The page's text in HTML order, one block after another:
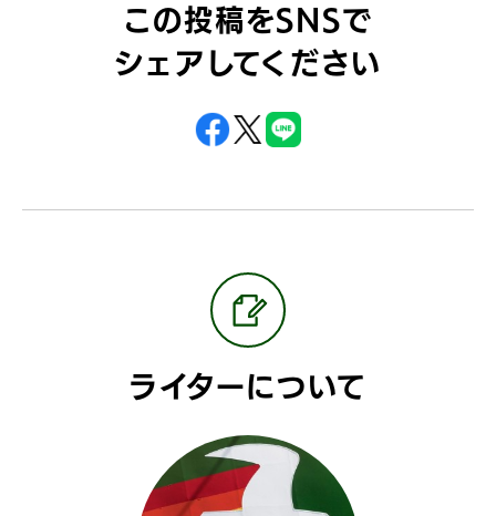
この投稿をSNSで
シェアしてください
ライターについて